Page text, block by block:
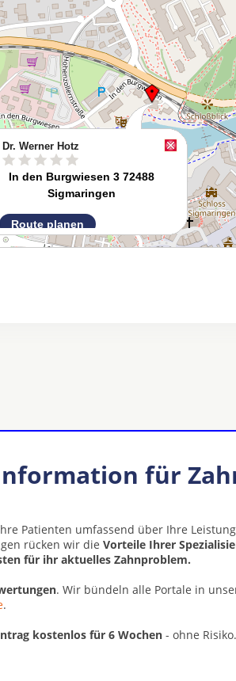
für
Patienten umfassend über Ihre
rücken wir die Vorteile Ihrer
für ihr aktuelles Zahnproblem.
. Wir bündeln alle Portale in
.
kostenlos für 6 Wochen - ohne